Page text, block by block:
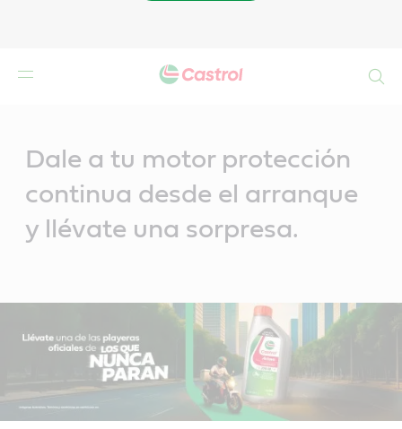
Dale a tu motor protección
continua desde el arranque
y llévate una sorpresa.